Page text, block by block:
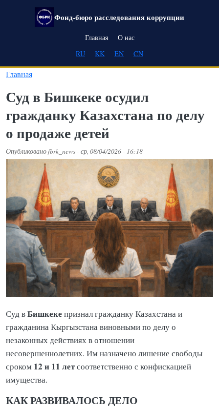
Перейти к основному содержанию
Фонд-бюро расследования коррупции
Main navigation
Главная
О нас
RU
KK EN CN
Главная
Суд в Бишкеке осудил
гражданку Казахстана по делу
о продаже детей
Опубликованоfbrk_news- ср, 08/04/2026 - 16:18
Суд вБишкеке признал гражданку Казахстана и
гражданина Кыргызстана виновными по делу о
незаконных действиях в отношении
несовершеннолетних. Им назначено лишение свободы
сроком 12 и 11 летсоответственно с конфискацией
имущества.
КАК РАЗВИВАЛОСЬ ДЕЛО